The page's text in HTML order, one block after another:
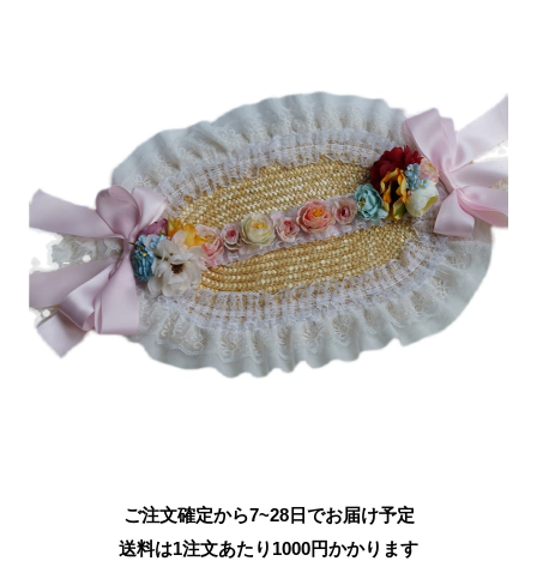
ご注文確定から7~28日でお届け予定
送料は1注文あたり 1000円かかります